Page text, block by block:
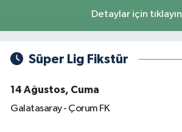
Detaylar için tıklayın
Süper Lig Fikstür
14 Ağustos, Cuma
Galatasaray - Çorum FK